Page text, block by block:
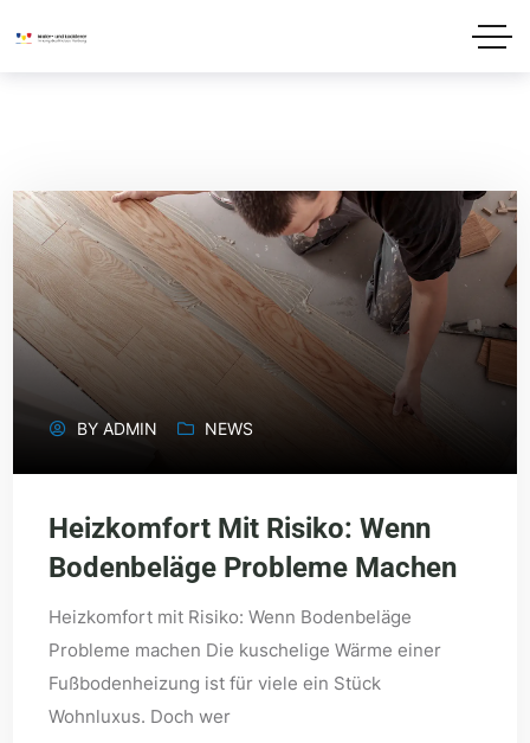
BYADMIN NEWS
Heizkomfort Mit Risiko: Wenn
Bodenbeläge Probleme Machen
Heizkomfort mit Risiko: Wenn Bodenbeläge
Probleme machen Die kuschelige Wärme einer
Fußbodenheizung ist für viele ein Stück
Wohnluxus. Doch wer